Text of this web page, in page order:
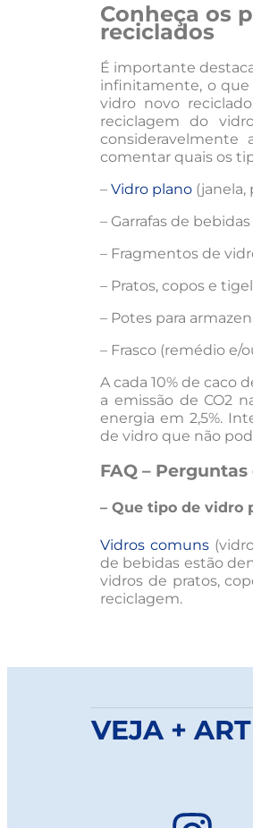
Conheça os
reciclados
É importante
infinitamente, o
vidro novo
reciclagem do
comentar quais os
– Vidro plano (janela,
– Garrafas de
– Fragmentos de
– Pratos, copos e
– Potes para
– Frasco (remédio e/
A cada 10% de caco
a emissão de CO2
energia em 2,5%.
de vidro que não
FAQ –
– Que tipo de vidro
Vidros comuns
de bebidas estão
vidros de pratos,
reciclagem.
VEJA +